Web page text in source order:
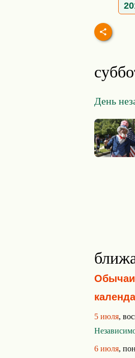
День
5 июля,
6 июля,